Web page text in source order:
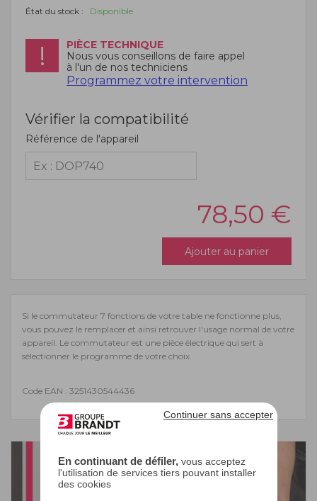
En continuant de défiler, vous acceptez
l'utilisation de services tiers pouvant installer
des cookies
Continuer sans accepter
État du stock : Disponible
PIÈCE TECHNIQUE
Nous vous conseillons de faire appel
à l'un de nos techniciens
Programmez votre intervention
Vérifier la compatibilité
Référence de l'appareil
78,50 €
Ajouter au panier
Si le commutateur 7 fonctions de votre table ne fonctionne plus,
vous pouvez le remplacer et ainsi retrouver l'usage normal de votre
appareil. Le commutateur est une pièce électrique qui sert à
sélectionner le programme de votre choix.
Code EAN : 3251430544436